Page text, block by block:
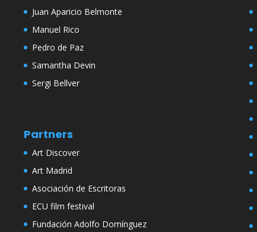
Juan Aparicio Belmonte
Manuel Rico
Pedro de Paz
Samantha Devin
Sergi Bellver
Partners
Art Discover
Art Madrid
Asociación de Escritoras
ECU film festival
Fundación Adolfo Domínguez